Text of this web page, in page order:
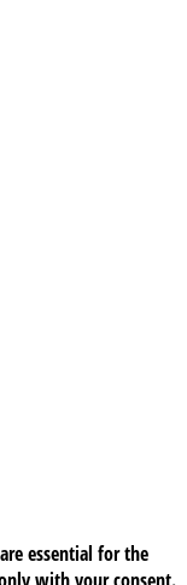
essential for the